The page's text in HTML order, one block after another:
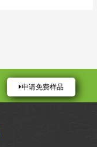
申请免费样品